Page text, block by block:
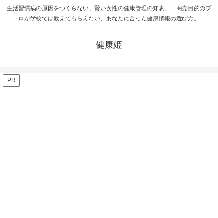
生活習慣病の原因をつくらない、賢い女性の健康管理の知恵。 商売目的のプ
ロが学校では教えてもらえない、あなたに合った健康情報の選び方。
健康姫
PR